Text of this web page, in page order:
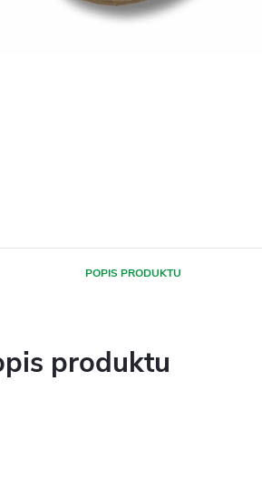
POPIS PRODUKTU
produktu